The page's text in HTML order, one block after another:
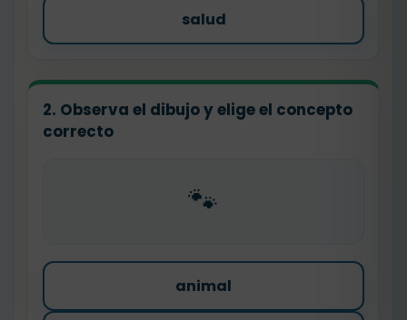
salud
2. Observa el dibujo y elige el concepto
correcto
🐾
animal